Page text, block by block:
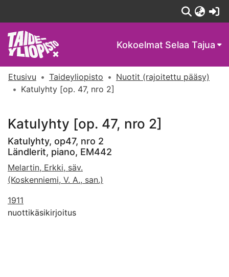
Kokoelmat Selaa Tajua
Etusivu Taideyliopisto
Nuotit (rajoitettu pääsy)
Katulyhty [op. 47, nro 2]
Katulyhty [op. 47, nro 2]
Katulyhty, op47, nro 2
Ländlerit, piano, EM442
Melartin, Erkki, säv.
(Koskenniemi, V. A., san.)
1911
nuottikäsikirjoitus